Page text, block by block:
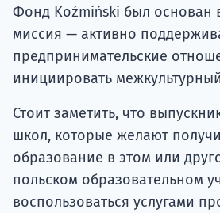
Фонд Koźmiński был основан
миссия — активно
предпринимательские
инициировать
Стоит заметить, что
школ, которые желают
образование в этом или
польском образовательном
воспользоваться услугами